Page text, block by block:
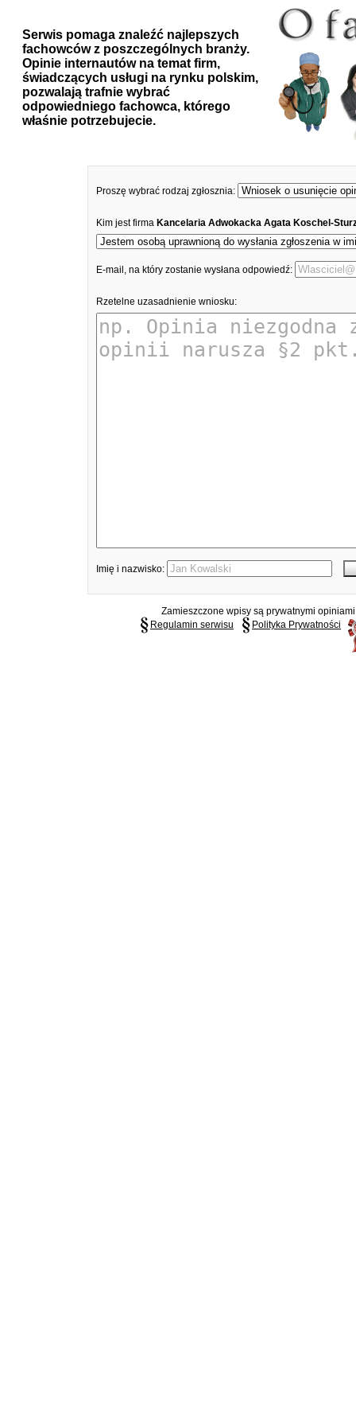
Serwis pomaga znaleźć najlepszych
fachowców z poszczególnych branży.
Opinie internautów na temat firm,
świadczących usługi na rynku polskim,
pozwalają trafnie wybrać
odpowiedniego fachowca, którego
właśnie potrzebujecie.
Proszę wybrać rodzaj zgłosznia:
Kim jest firma Kancelaria Adwokacka Agata Koschel-
E-mail, na który zostanie wysłana odpowiedź:
Rzetelne uzasadnienie wniosku:
Imię i nazwisko:
Zamieszczone wpisy są prywatnymi
Regulamin serwisu
Polityka Prywatności